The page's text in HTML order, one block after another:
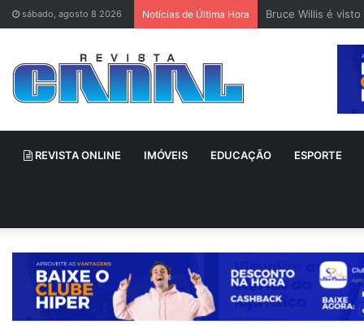
sábado, agosto 8 2026 Notícias de Última Hora Bruce Willis é
REVISTA ONLINE IMÓVEIS EDUCAÇÃO ESPORTE